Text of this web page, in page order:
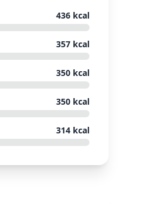
436 kcal
357 kcal
350 kcal
350 kcal
314 kcal